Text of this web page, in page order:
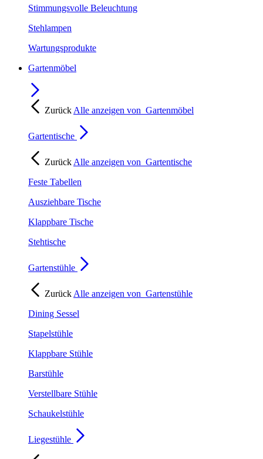
Stimmungsvolle Beleuchtung
Stehlampen
Wartungsprodukte
Gartenmöbel
Zurück Alle anzeigen von Gartenmöbel
Gartentische
Zurück Alle anzeigen von Gartentische
Feste Tabellen
Ausziehbare Tische
Klappbare Tische
Stehtische
Gartenstühle
Zurück Alle anzeigen von Gartenstühle
Dining Sessel
Stapelstühle
Klappbare Stühle
Barstühle
Verstellbare Stühle
Schaukelstühle
Liegestühle